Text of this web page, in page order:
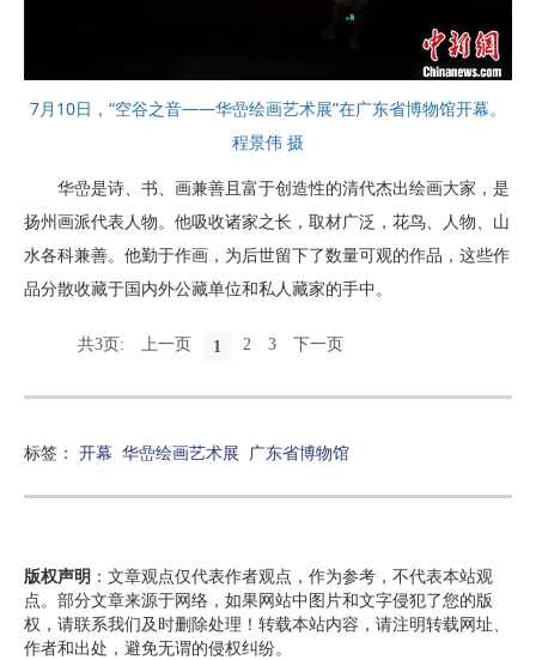
7月10日，“空谷之音——华嵒绘画艺术展”在广东省博物馆开幕。
程景伟 摄
华嵒是诗、书、画兼善且富于创造性的清代杰出绘画大家，是
扬州画派代表人物。他吸收诸家之长，取材广泛，花鸟、人物、山
水各科兼善。他勤于作画，为后世留下了数量可观的作品，这些作
品分散收藏于国内外公藏单位和私人藏家的手中。
共3页: 上一页 1 2 3 下一页
标签： 开幕 华嵒绘画艺术展 广东省博物馆
版权声明 ：文章观点仅代表作者观点，作为参考，不代表本站观
点。部分文章来源于网络，如果网站中图片和文字侵犯了您的版
权，请联系我们及时删除处理！转载本站内容，请注明转载网址、
作者和出处，避免无谓的侵权纠纷。